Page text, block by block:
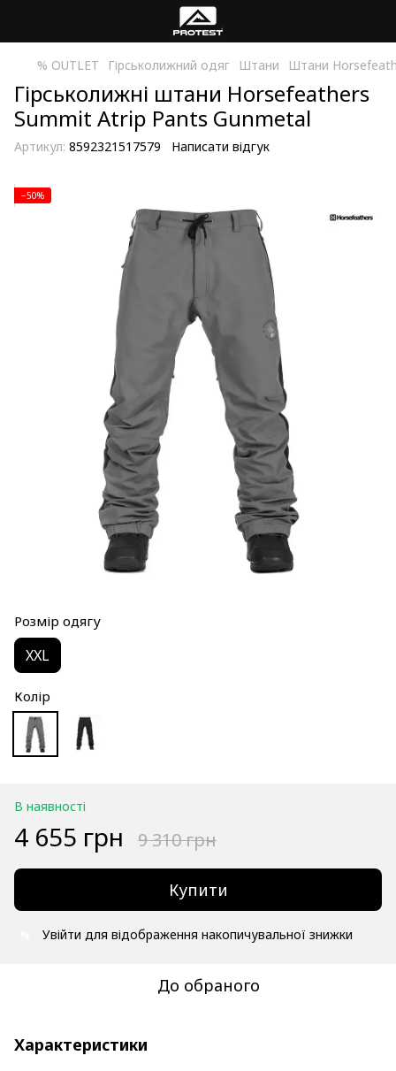
% OUTLET Гірськолижний одяг Штани Штани
Гірськолижні штани Horsefeathers
Summit Atrip Pants Gunmetal
Артикул: 8592321517579 Написати відгук
−50%
Розмір одягу
XXL
Колір
В наявності
4 655 грн 9 310 грн
Купити
Увійти для відображення накопичувальної знижки
До обраного
Характеристики